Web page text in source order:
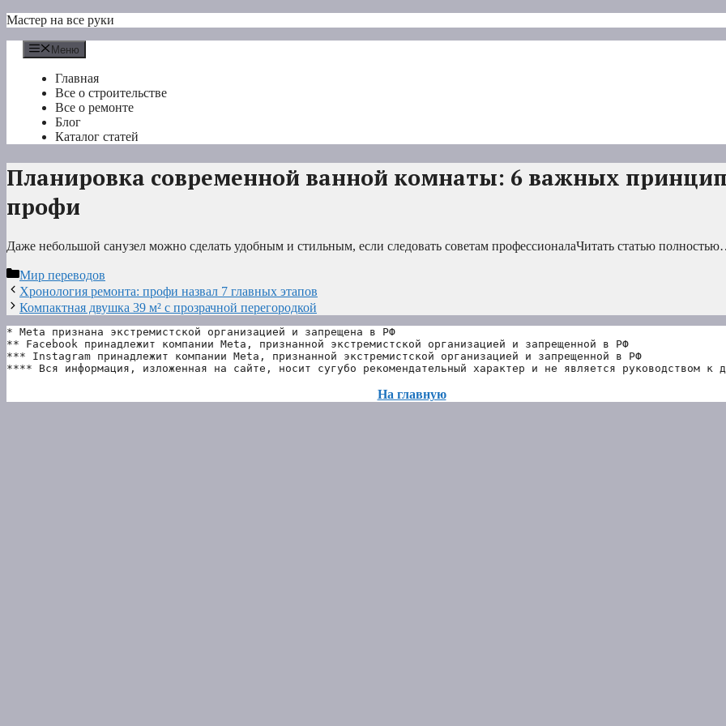
Перейти
содержимому
Мастер на все руки
Меню
Главная
Все о строительстве
Все о ремонте
Блог
Каталог статей
Планировка современной ванной комнаты: 6 важных
профи
Даже небольшой санузел можно сделать удобным и стильным, если следовать советам профессионалаЧитать статью
Рубрики
Мир переводов
Хронология ремонта: профи назвал 7 главных этапов
Компактная двушка 39 м² с прозрачной перегородкой
* Meta признана экстремистской организацией и запрещена в РФ
** Facebook принадлежит компании Meta, признанной экстремистской организацией и запрещенной в РФ
*** Instagram принадлежит компании Meta, признанной экстремистской организацией и запрещенной в РФ
**** Вся информация, изложенная на сайте, носит сугубо рекомендательный характер и не является руководством к
На главную